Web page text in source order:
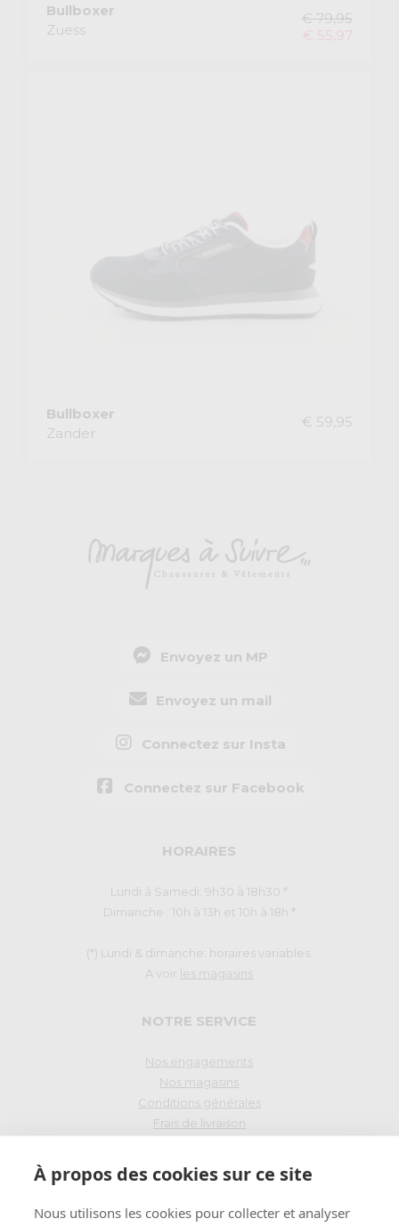
À propos des cookies sur ce site
Nous utilisons les cookies pour collecter et analyser
Bullboxer
Zuess
€ 79,95
€ 55,97
Bullboxer
Zander
€ 59,95
Envoyez un MP
Envoyez un mail
Connectez sur Insta
Connectez sur Facebook
HORAIRES
Lundi à Samedi: 9h30 à 18h30 *
Dimanche : 10h à 13h et 10h à 18h *
(*) Lundi & dimanche: horaires variables.
A voir les magasins
NOTRE SERVICE
Nos engagements
Nos magasins
Conditions générales
Frais de livraison
PAIEMENT SÉCURISÉ